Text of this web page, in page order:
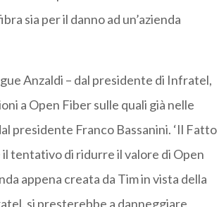
sia per il danno ad un’azienda
Anzaldi – dal presidente di Infratel,
a Open Fiber sulle quali già nelle
presidente Franco Bassanini. ‘Il Fatto
tentativo di ridurre il valore di Open
appena creata da Tim in vista della
si presterebbe a danneggiare